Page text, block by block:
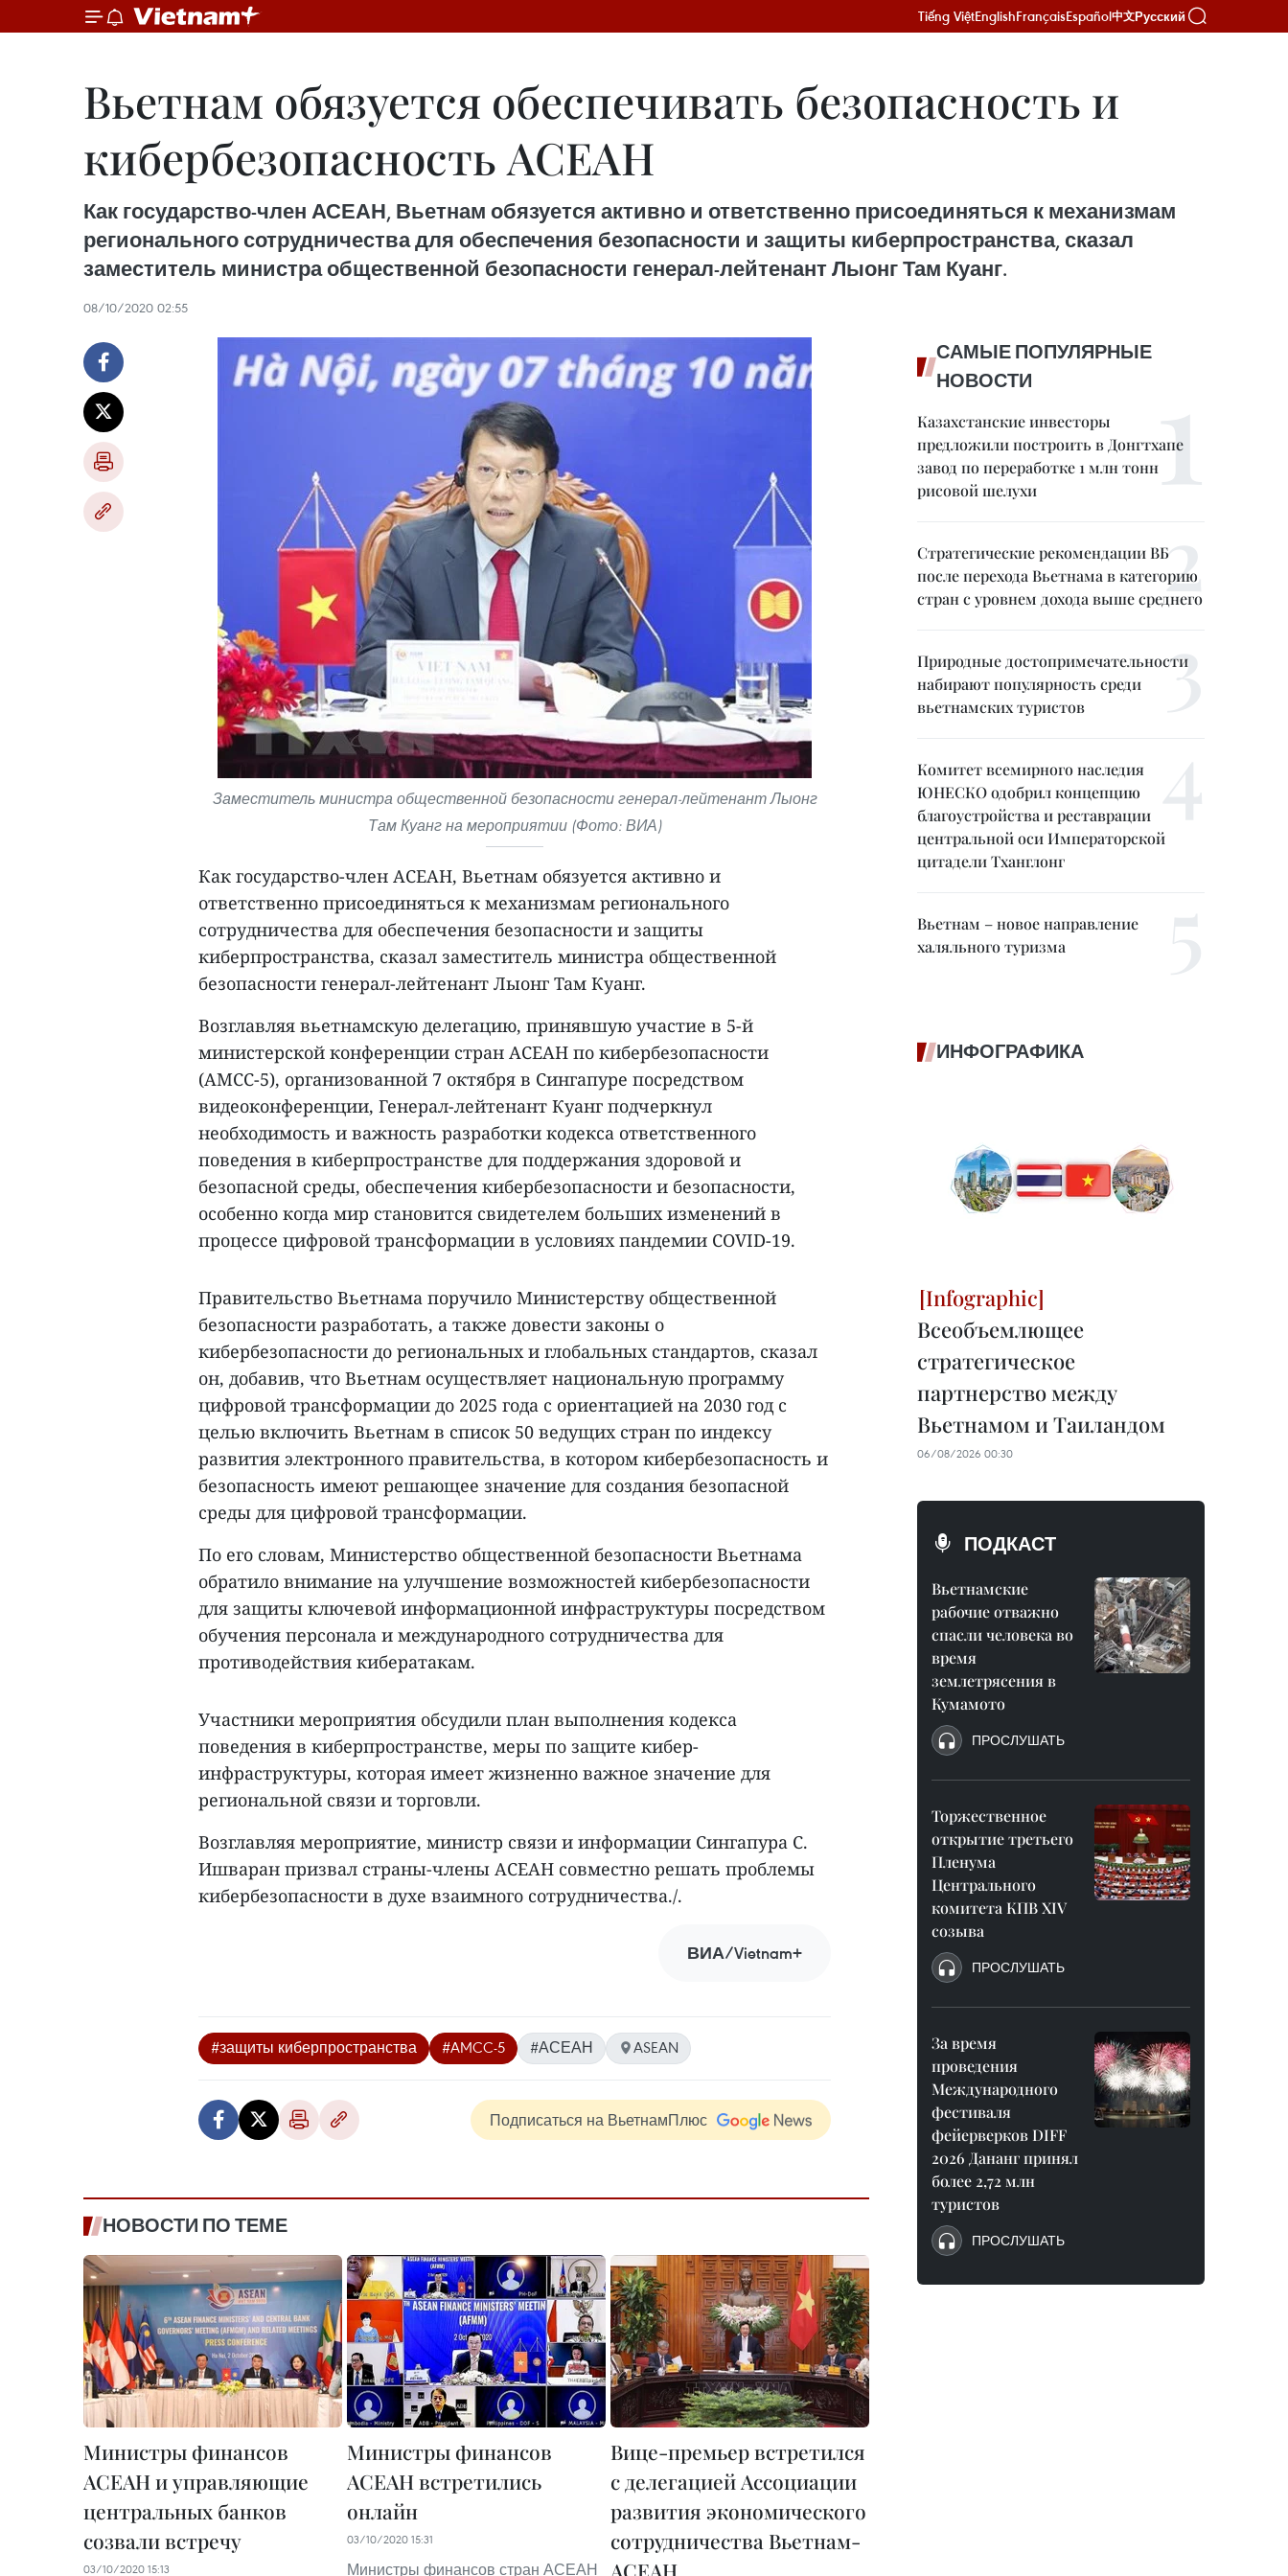
Tiếng ViệtEnglishFrançaisEspañol中文Русский
Вьетнам обязуется обеспечивать безопасность и
кибербезопасность АСЕАН
Как государство-член АСЕАН, Вьетнам обязуется активно и ответственно присоединяться к механизмам
регионального сотрудничества для обеспечения безопасности и защиты киберпространства, сказал
заместитель министра общественной безопасности генерал-лейтенант Лыонг Там Куанг.
08/10/2020 02:55
Заместитель министра общественной безопасности генерал-лейтенант Лыонг
Там Куанг на мероприятии (Фото: ВИА)
Как государство-член АСЕАН, Вьетнам обязуется активно и
ответственно присоединяться к механизмам регионального
сотрудничества для обеспечения безопасности и защиты
киберпространства, сказал заместитель министра общественной
безопасности генерал-лейтенант Лыонг Там Куанг.
Возглавляя вьетнамскую делегацию, принявшую участие в 5-й
министерской конференции стран АСЕАН по кибербезопасности
(AMCC-5), организованной 7 октября в Сингапуре посредством
видеоконференции, Генерал-лейтенант Куанг подчеркнул
необходимость и важность разработки кодекса ответственного
поведения в киберпространстве для поддержания здоровой и
безопасной среды, обеспечения кибербезопасности и безопасности,
особенно когда мир становится свидетелем больших изменений в
процессе цифровой трансформации в условиях пандемии COVID-19.
Правительство Вьетнама поручило Министерству общественной
безопасности разработать, а также довести законы о
кибербезопасности до региональных и глобальных стандартов, сказал
он, добавив, что Вьетнам осуществляет национальную программу
цифровой трансформации до 2025 года с ориентацией на 2030 год с
целью включить Вьетнам в список 50 ведущих стран по индексу
развития электронного правительства, в котором кибербезопасность и
безопасность имеют решающее значение для создания безопасной
среды для цифровой трансформации.
По его словам, Министерство общественной безопасности Вьетнама
обратило внимание на улучшение возможностей кибербезопасности
для защиты ключевой информационной инфраструктуры посредством
обучения персонала и международного сотрудничества для
противодействия кибератакам.
Участники мероприятия обсудили план выполнения кодекса
поведения в киберпространстве, меры по защите кибер-
инфраструктуры, которая имеет жизненно важное значение для
региональной связи и торговли.
Возглавляя мероприятие, министр связи и информации Сингапура С.
Ишваран призвал страны-члены АСЕАН совместно решать проблемы
кибербезопасности в духе взаимного сотрудничества./.
ВИА/Vietnam+
#защиты киберпространства #AMCC-5 #АСЕАН ASEAN
Подписаться на ВьетнамПлюс
НОВОСТИ ПО ТЕМЕ
Министры финансов
АСЕАН и управляющие
центральных банков
созвали встречу
03/10/2020 15:13
Министры финансов
АСЕАН встретились
онлайн
03/10/2020 15:31
Министры финансов стран АСЕАН
Вице-премьер встретился
с делегацией Ассоциации
развития экономического
сотрудничества Вьетнам-
АСЕАН
САМЫЕ ПОПУЛЯРНЫЕ
НОВОСТИ
Казахстанские инвесторы
предложили построить в Донгтхапе
завод по переработке 1 млн тонн
рисовой шелухи
Стратегические рекомендации ВБ
после перехода Вьетнама в категорию
стран с уровнем дохода выше среднего
Природные достопримечательности
набирают популярность среди
вьетнамских туристов
Комитет всемирного наследия
ЮНЕСКО одобрил концепцию
благоустройства и реставрации
центральной оси Императорской
цитадели Тханглонг
Вьетнам – новое направление
халяльного туризма
ИНФОГРАФИКА
Всеобъемлющее
стратегическое
партнерство между
Вьетнамом и Таиландом
06/08/2026 00:30
ПОДКАСТ
Вьетнамские
рабочие отважно
спасли человека во
время
землетрясения в
Кумамото
ПРОСЛУШАТЬ
Торжественное
открытие третьего
Пленума
Центрального
комитета КПВ XIV
созыва
ПРОСЛУШАТЬ
За время
проведения
Международного
фестиваля
фейерверков DIFF
2026 Дананг принял
более 2,72 млн
туристов
ПРОСЛУШАТЬ